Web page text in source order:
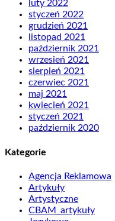
luty 2022
styczeń 2022
grudzień 2021
listopad 2021
październik 2021
wrzesień 2021
sierpień 2021
czerwiec 2021
maj 2021
kwiecień 2021
styczeń 2021
październik 2020
Kategorie
Agencja Reklamowa
Artykuły
Artystyczne
CBAM_artykuły